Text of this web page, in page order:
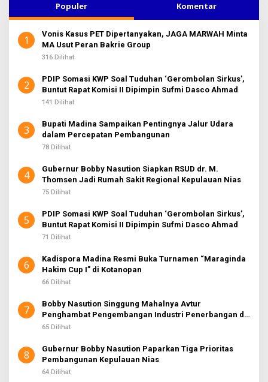
n
u
k
Populer Komentar
1
Vonis Kasus PET Dipertanyakan, JAGA MARWAH Minta
MA Usut Peran Bakrie Group
316 Dilihat
2
PDIP Somasi KWP Soal Tuduhan ‘Gerombolan Sirkus’,
Buntut Rapat Komisi II Dipimpin Sufmi Dasco Ahmad
141 Dilihat
3
Bupati Madina Sampaikan Pentingnya Jalur Udara
dalam Percepatan Pembangunan
78 Dilihat
4
Gubernur Bobby Nasution Siapkan RSUD dr. M.
Thomsen Jadi Rumah Sakit Regional Kepulauan Nias
75 Dilihat
5
PDIP Somasi KWP Soal Tuduhan ‘Gerombolan Sirkus’,
Buntut Rapat Komisi II Dipimpin Sufmi Dasco Ahmad
71 Dilihat
6
Kadispora Madina Resmi Buka Turnamen “Maraginda
Hakim Cup I” di Kotanopan
66 Dilihat
7
Bobby Nasution Singgung Mahalnya Avtur
Penghambat Pengembangan Industri Penerbangan di
Sumut
65 Dilihat
8
Gubernur Bobby Nasution Paparkan Tiga Prioritas
Pembangunan Kepulauan Nias
64 Dilihat